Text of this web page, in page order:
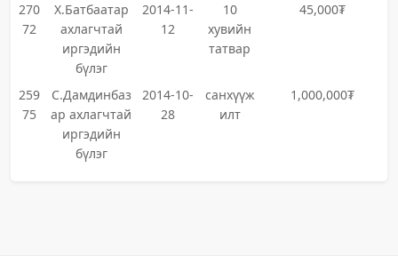
270
72
Х.Батбаатар
ахлагчтай
иргэдийн
бүлэг
2014-11-
12
10
хувийн
татвар
45,000₮
259
75
С.Дамдинбаз
ар ахлагчтай
иргэдийн
бүлэг
2014-10-
28
санхүүж
илт
1,000,000₮